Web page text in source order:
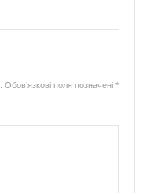
Обов’язкові поля позначені *